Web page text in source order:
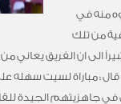
منه في
الكافية من تلك
الى ان الفريق
: مباراة لسيت
في جاهزيتهم الجيدة